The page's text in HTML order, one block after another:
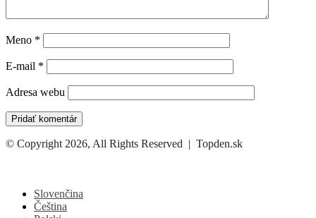
Meno *
E-mail *
Adresa webu
© Copyright 2026, All Rights Reserved | Topden.sk
button
Slovenčina
Čeština